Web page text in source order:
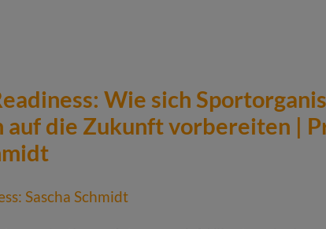
Wie sich
auf die Zukunft vorbereiten |